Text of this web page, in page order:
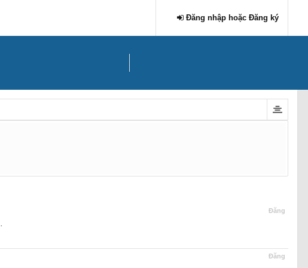
Đăng
Đăng
Đăng nhập hoặc Đăng ký